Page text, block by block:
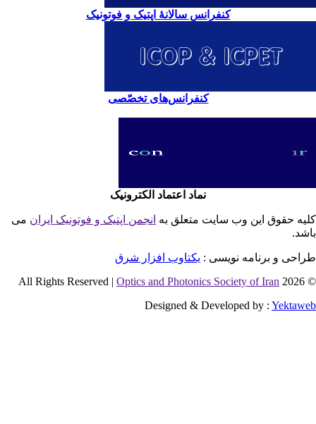
کنفرانس سالانۀ اپتیک و فوتونیک
کنفرانس‌های تخصّصی
نماد اعتماد الکترونیک
حقوق این وب سایت متعلق بهانجمن اپتیک و فوتونیک ایران می
و برنامه نویسی : یکتاوب افزار شرق
©
Optics and Photonics Society of Iran
Designed & Developed by :